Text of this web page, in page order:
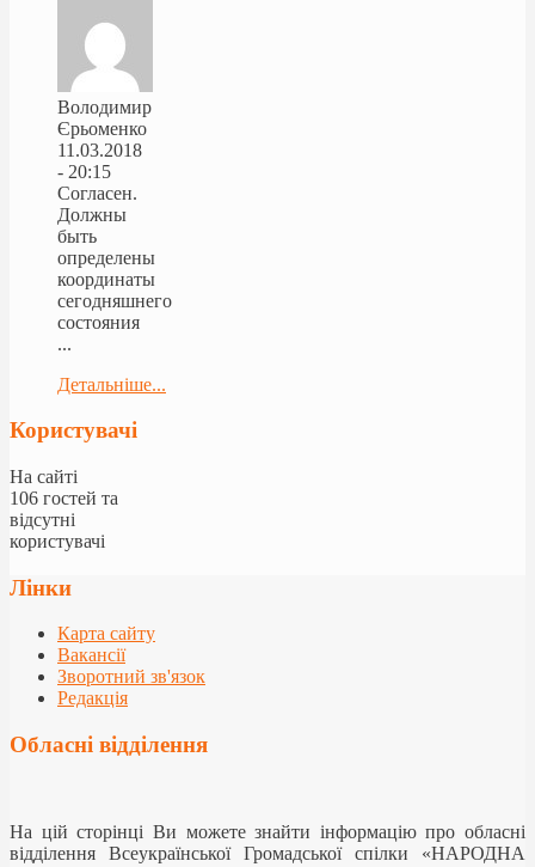
Володимир
Єрьоменко
11.03.2018
- 20:15
Согласен.
Должны
быть
определены
координаты
сегодняшнего
состояния
...
Детальніше...
Користувачі
На сайті
106 гостей та
відсутні
користувачі
Лінки
Карта сайту
Вакансії
Зворотний зв'язок
Редакція
Обласні відділення
На цій сторінці Ви можете знайти інформацію про обласні
відділення Всеукраїнської Громадської спілки «НАРОДНА